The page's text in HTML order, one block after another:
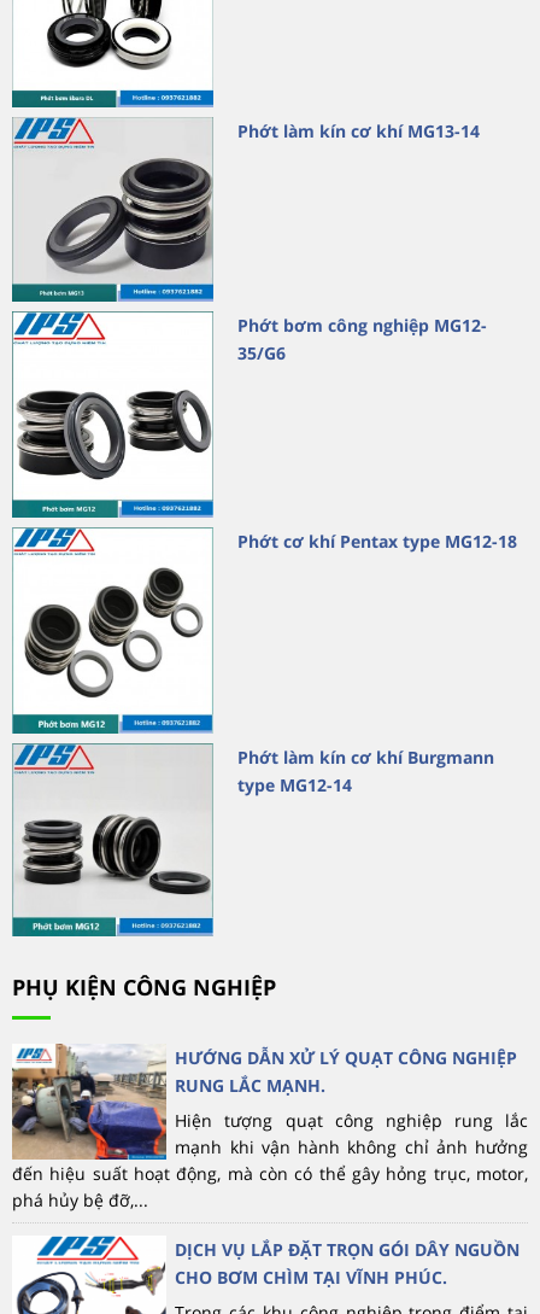
Phớt làm kín cơ khí MG13-14
Phớt bơm công nghiệp MG12-
35/G6
Phớt cơ khí Pentax type MG12-18
Phớt làm kín cơ khí Burgmann
type MG12-14
PHỤ KIỆN CÔNG NGHIỆP
HƯỚNG DẪN XỬ LÝ QUẠT CÔNG NGHIỆP
RUNG LẮC MẠNH.
Hiện tượng quạt công nghiệp rung lắc
mạnh khi vận hành không chỉ ảnh hưởng
đến hiệu suất hoạt động, mà còn có thể gây hỏng trục, motor,
phá hủy bệ đỡ,...
DỊCH VỤ LẮP ĐẶT TRỌN GÓI DÂY NGUỒN
CHO BƠM CHÌM TẠI VĨNH PHÚC.